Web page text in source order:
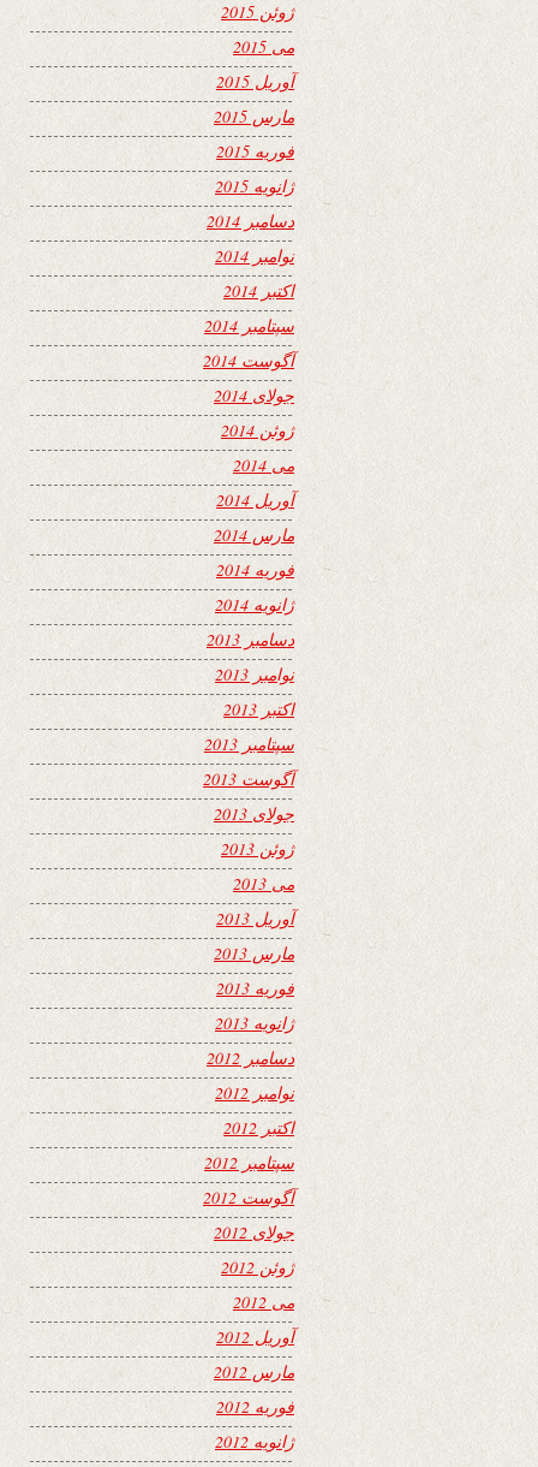
ژوئن 2015
می 2015
آوریل 2015
مارس 2015
فوریه 2015
ژانویه 2015
دسامبر 2014
نوامبر 2014
اکتبر 2014
سپتامبر 2014
آگوست 2014
جولای 2014
ژوئن 2014
می 2014
آوریل 2014
مارس 2014
فوریه 2014
ژانویه 2014
دسامبر 2013
نوامبر 2013
اکتبر 2013
سپتامبر 2013
آگوست 2013
جولای 2013
ژوئن 2013
می 2013
آوریل 2013
مارس 2013
فوریه 2013
ژانویه 2013
دسامبر 2012
نوامبر 2012
اکتبر 2012
سپتامبر 2012
آگوست 2012
جولای 2012
ژوئن 2012
می 2012
آوریل 2012
مارس 2012
فوریه 2012
ژانویه 2012